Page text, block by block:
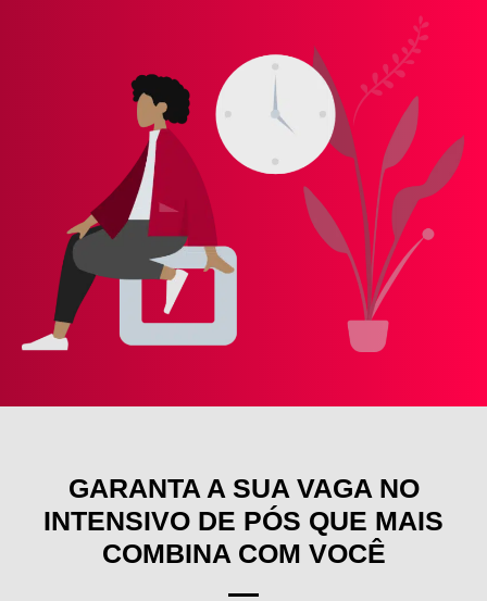
GARANTA A SUA VAGA NO
INTENSIVO DE PÓS QUE MAIS
COMBINA COM VOCÊ